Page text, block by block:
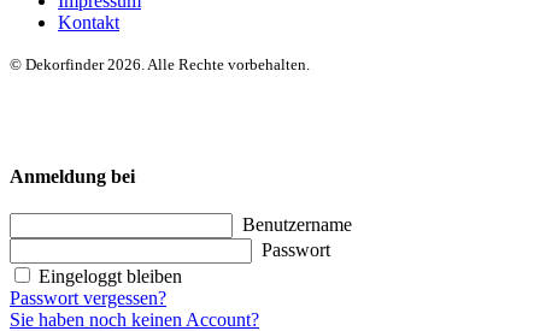
Kontakt
© Dekorfinder 2026. Alle Rechte vorbehalten.
Anmeldung bei
Benutzername
Passwort
Eingeloggt bleiben
Passwort vergessen?
Sie haben noch keinen Account?